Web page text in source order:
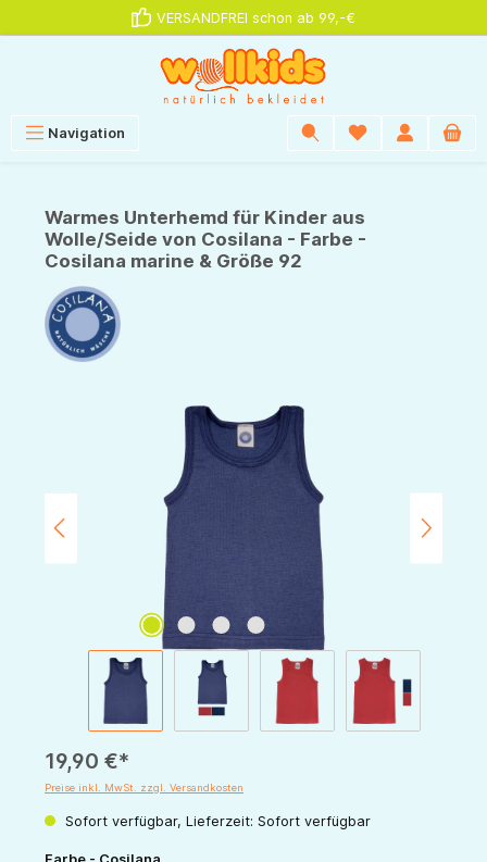
VERSANDFREI schon ab 99,-€
Navigation
Warmes Unterhemd für Kinder aus
Wolle/Seide von Cosilana - Farbe -
Cosilana marine & Größe 92
Bildergalerie überspringen
19,90 €*
Preise inkl. MwSt. zzgl. Versandkosten
Sofort verfügbar, Lieferzeit: Sofort verfügbar